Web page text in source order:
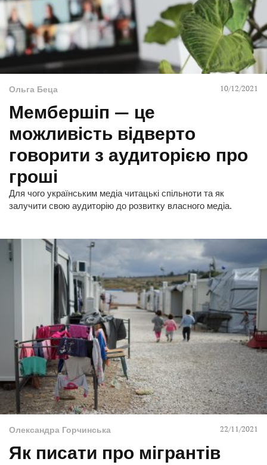
Ольга Беца 10/12/2021
Мембершіп — це
можливість відверто
говорити з аудиторією про
гроші
Для чого українським медіа читацькі спільноти та як
залучити свою аудиторію до розвитку власного медіа.
Олександра Горчинська 22/11/2021
Як писати про мігрантів